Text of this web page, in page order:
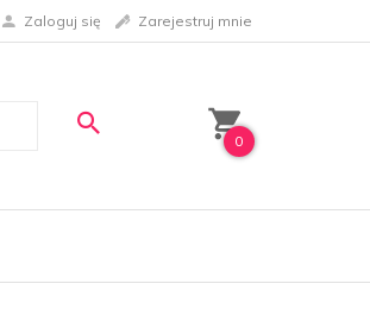
Zaloguj się Zarejestruj mnie
0